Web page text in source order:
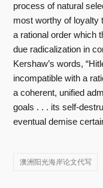
process of natural
most worthy of loyalty
a rational order which
due radicalization in
Kershaw’s words,
incompatible with a
a coherent, unified
goals . . . its self-
eventual demise
澳洲阳光海岸论文代写